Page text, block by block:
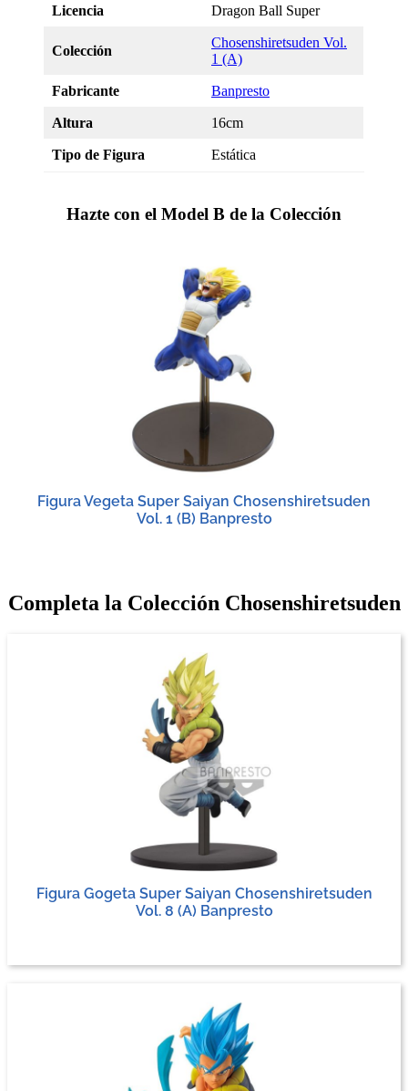
Licencia Dragon Ball Super
Colección
Chosenshiretsuden Vol.
1 (A)
Fabricante Banpresto
Altura 16cm
Tipo de Figura Estática
Hazte con el Model B de la Colección
Figura Vegeta Super Saiyan Chosenshiretsuden
Vol. 1 (B) Banpresto
Completa la Colección Chosenshiretsuden
Figura Gogeta Super Saiyan Chosenshiretsuden
Vol. 8 (A) Banpresto